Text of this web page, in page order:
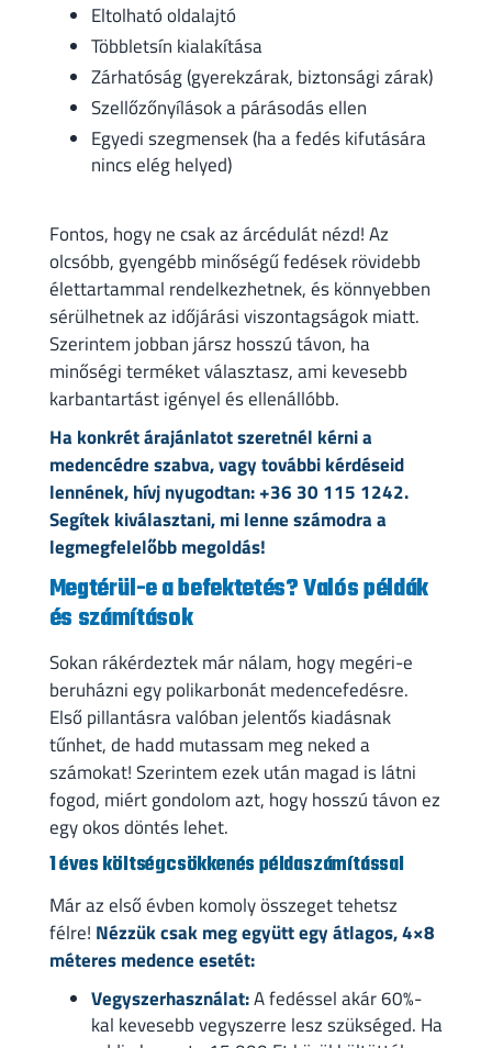
Eltolható oldalajtó
Többletsín kialakítása
Zárhatóság (gyerekzárak, biztonsági zárak)
Szellőzőnyílások a párásodás ellen
Egyedi szegmensek (ha a fedés kifutására
nincs elég helyed)
Fontos, hogy ne csak az árcédulát nézd! Az
olcsóbb, gyengébb minőségű fedések rövidebb
élettartammal rendelkezhetnek, és könnyebben
sérülhetnek az időjárási viszontagságok miatt.
Szerintem jobban jársz hosszú távon, ha
minőségi terméket választasz, ami kevesebb
karbantartást igényel és ellenállóbb.
Ha konkrét árajánlatot szeretnél kérni a
medencédre szabva, vagy további kérdéseid
lennének, hívj nyugodtan: +36 30 115 1242.
Segítek kiválasztani, mi lenne számodra a
legmegfelelőbb megoldás!
Megtérül-e a befektetés? Valós példák
és számítások
Sokan rákérdeztek már nálam, hogy megéri-e
beruházni egy polikarbonát medencefedésre.
Első pillantásra valóban jelentős kiadásnak
tűnhet, de hadd mutassam meg neked a
számokat! Szerintem ezek után magad is látni
fogod, miért gondolom azt, hogy hosszú távon ez
egy okos döntés lehet.
1 éves költségcsökkenés példaszámítással
Már az első évben komoly összeget tehetsz
félre! Nézzük csak meg együtt egy átlagos, 4×8
méteres medence esetét:
Vegyszerhasználat:A fedéssel akár 60%-
kal kevesebb vegyszerre lesz szükséged. Ha